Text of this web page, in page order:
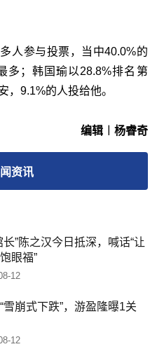
人参与投票，当中40.0%的
多；韩国瑜以28.8%排名第
，9.1%的人投给他。
编辑︱杨睿奇
资讯
长”陈之汉今日抵深，喊话“让
眼福”
12
雪崩式下跌”，游盈隆曝1关
12